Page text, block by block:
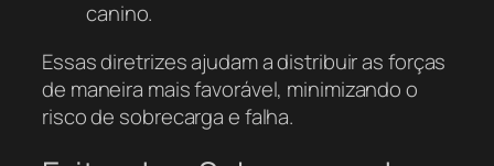
canino.
Essas diretrizes ajudam a distribuir as forças
de maneira mais favorável, minimizando o
risco de sobrecarga e falha.